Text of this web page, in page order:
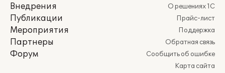
Внедрения
Публикации
Мероприятия
Партнеры
Форум
О решениях 1С
Прайс-лист
Поддержка
Обратная связь
Сообщить об ошибке
Карта сайта